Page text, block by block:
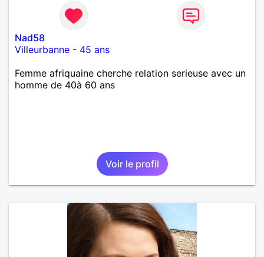
Nad58
Villeurbanne - 45 ans
Femme afriquaine cherche relation serieuse avec un
homme de 40à 60 ans
Voir le profil